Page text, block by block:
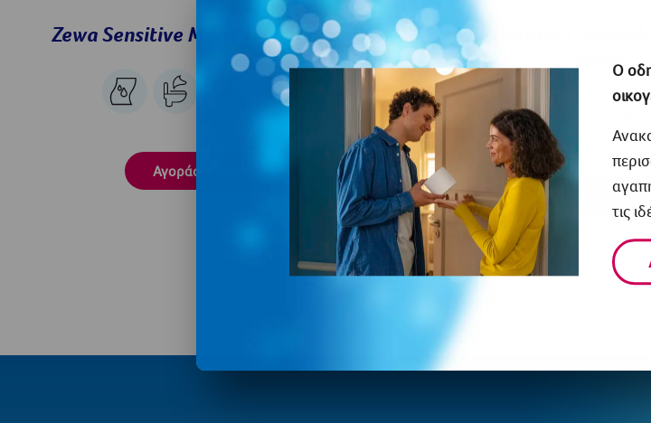
Zewa Sensitive Moist Toilet Paper
Αγοράστε τώρα
Zewa Natural
Paper
Αγοράστε τώρα
Ο
τις